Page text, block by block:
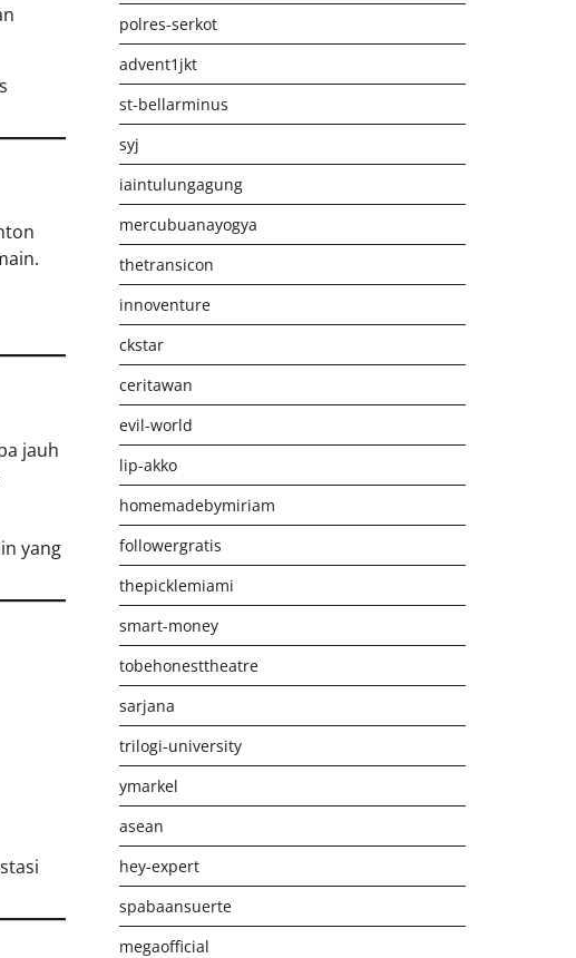
jauh
yang
polres-serkot
advent1jkt
st-bellarminus
syj
iaintulungagung
mercubuanayogya
thetransicon
innoventure
ckstar
ceritawan
evil-world
lip-akko
homemadebymiriam
followergratis
thepicklemiami
smart-money
tobehonesttheatre
sarjana
trilogi-university
ymarkel
asean
hey-expert
spabaansuerte
megaofficial